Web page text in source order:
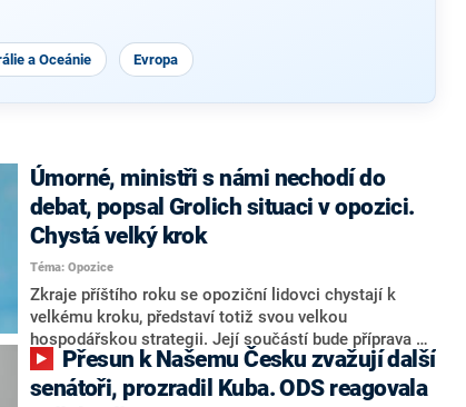
a Oceánie Evropa
Úmorné, ministři s námi nechodí do
debat, popsal Grolich situaci v opozici.
Chystá velký krok
Téma: Opozice
Zkraje příštího roku se opoziční lidovci chystají k
velkému kroku, představí totiž svou velkou
hospodářskou strategii. Její součástí bude příprava na
stárnutí populace, řekl ve středu na setkání s novináři
nový předseda lidovců Jan Grolich. Ten zároveň v
senátoři, prozradil Kuba. ODS reagovala